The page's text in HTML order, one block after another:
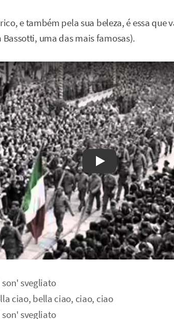
e também pela sua beleza, é essa que
uma das mais famosas).
Watch on YouTube
svegliato
ciao, bella ciao, ciao, ciao
svegliato